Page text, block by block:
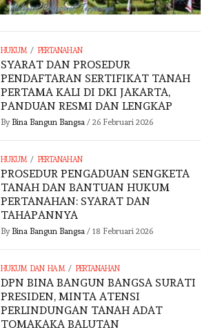
HUKUM / PERTANAHAN
SYARAT DAN PROSEDUR
PENDAFTARAN SERTIFIKAT TANAH
PERTAMA KALI DI DKI JAKARTA,
PANDUAN RESMI DAN LENGKAP
By Bina Bangun Bangsa/ 26 Februari 2026
HUKUM / PERTANAHAN
PROSEDUR PENGADUAN SENGKETA
TANAH DAN BANTUAN HUKUM
PERTANAHAN: SYARAT DAN
TAHAPANNYA
By Bina Bangun Bangsa/ 18 Februari 2026
HUKUM DAN HAM / PERTANAHAN
DPN BINA BANGUN BANGSA SURATI
PRESIDEN, MINTA ATENSI
PERLINDUNGAN TANAH ADAT
TOMAKAKA BALUTAN